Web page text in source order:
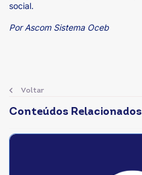
social.
Por Ascom Sistema Oceb
Voltar
Conteúdos Relacionados